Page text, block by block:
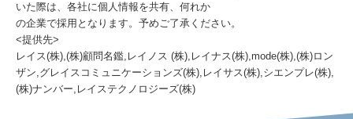
いた際は、各社に個人情報を共有、何れか
の企業で採用となります。予めご了承ください。
<提供先>
レイス(株),(株)顧問名鑑,レイノス (株),レイナス(株),mode(株),(株)ロン
ザン,グレイスコミュニケーションズ(株),レイサス(株),シエンプレ(株),
(株)ナンバー,レイステクノロジーズ(株)